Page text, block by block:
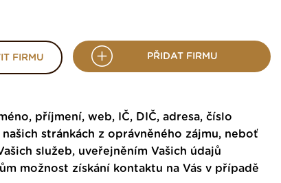
FIRMU PŘIDAT FIRMU
příjmení, web, IČ, DIČ, adresa, číslo
stránkách z oprávněného zájmu, neboť
služeb, uveřejněním Vašich údajů
možnost získání kontaktu na Vás v případě